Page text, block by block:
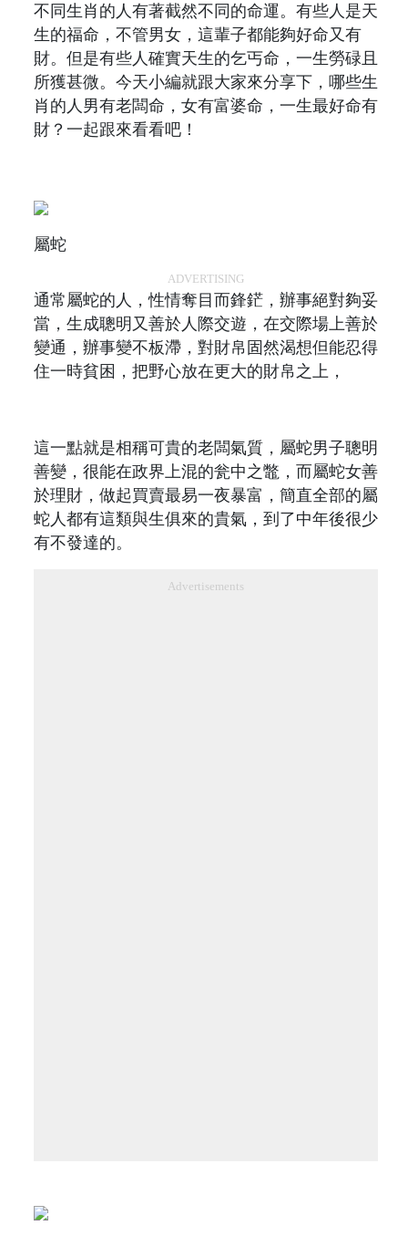
不同生肖的人有著截然不同的命運。有些人是天
生的福命，不管男女，這輩子都能夠好命又有
財。但是有些人確實天生的乞丐命，一生勞碌且
所獲甚微。今天小編就跟大家來分享下，哪些生
肖的人男有老闆命，女有富婆命，一生最好命有
財？一起跟來看看吧！
屬蛇
ADVERTISING
通常屬蛇的人，性情奪目而鋒鋩，辦事絕對夠妥
當，生成聰明又善於人際交遊，在交際場上善於
變通，辦事變不板滯，對財帛固然渴想但能忍得
住一時貧困，把野心放在更大的財帛之上，
這一點就是相稱可貴的老闆氣質，屬蛇男子聰明
善變，很能在政界上混的瓮中之鼈，而屬蛇女善
於理財，做起買賣最易一夜暴富，簡直全部的屬
蛇人都有這類與生俱來的貴氣，到了中年後很少
有不發達的。
Advertisements